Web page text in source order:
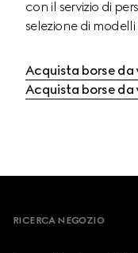
con il servizio di
selezione di
Acquista borse da
Acquista borse da
RICERCA NEGOZIO